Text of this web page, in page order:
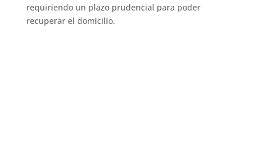
requiriendo un plazo prudencial para poder
recuperar el domicilio.